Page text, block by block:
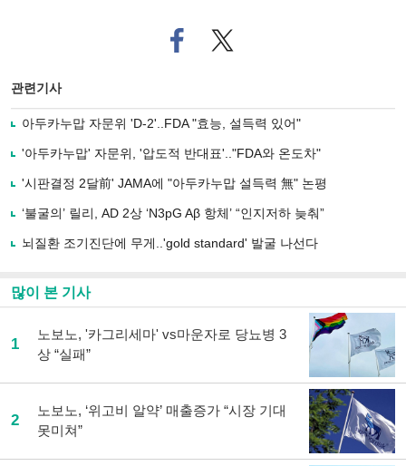
페
이
로
사
유
기
트위
터로
관련기사
아두카누맙 자문위 'D-2'..FDA "효능, 설득력 있어"
'아두카누맙' 자문위, '압도적 반대표'.."FDA와 온도차"
'시판결정 2달前' JAMA에 "아두카누맙 설득력 無" 논평
‘불굴의’ 릴리, AD 2상 ‘N3pG Aβ 항체’ “인지저하 늦춰”
뇌질환 조기진단에 무게..'gold standard' 발굴 나선다
많이 본 기사
1
노보노, '카그리세마' vs마운자로 당뇨병 3
상 “실패”
2
노보노, ‘위고비 알약’ 매출증가 “시장 기대
못미쳐”